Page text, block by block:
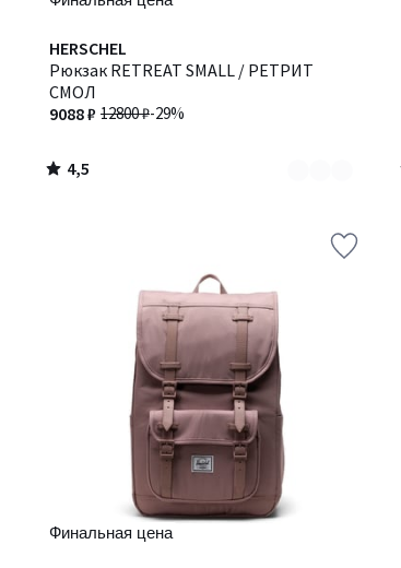
HERSCHEL
Рюкзак RETREAT SMALL / РЕТРИТ
СМОЛ
12800 ₽-29%
9088 ₽
4,5
/ 5
Количество
цветов:
2
4,5
/
Финальная цена